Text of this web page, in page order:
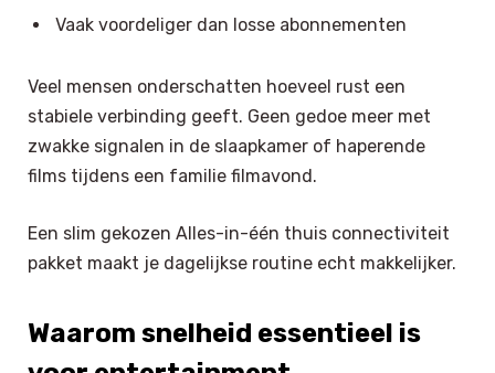
Vaak voordeliger dan losse abonnementen
Veel mensen onderschatten hoeveel rust een
stabiele verbinding geeft. Geen gedoe meer met
zwakke signalen in de slaapkamer of haperende
films tijdens een familie filmavond.
Een slim gekozen Alles-in-één thuis connectiviteit
pakket maakt je dagelijkse routine echt makkelijker.
Waarom snelheid essentieel is